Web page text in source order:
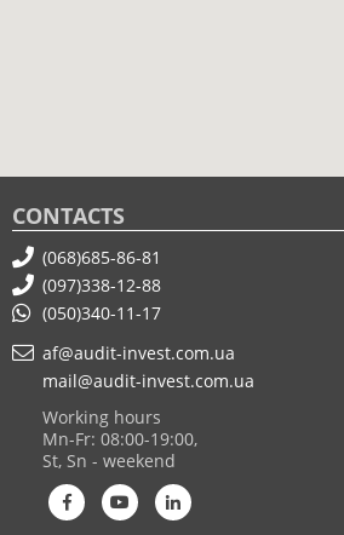
CONTACTS
(068)685-86-81
(097)338-12-88
(050)340-11-17
af@audit-invest.com.ua
mail@audit-invest.com.ua
Working hours
Mn-Fr: 08:00-19:00,
St, Sn - weekend